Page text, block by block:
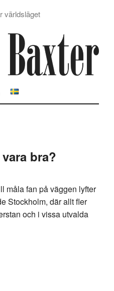
världsläget
bra?
måla fan på väggen lyfter
Stockholm, där allt fler
och i vissa utvalda